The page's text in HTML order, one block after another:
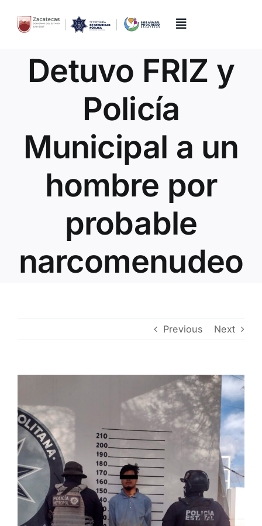
content
Toggle
Quiénes Somos
Trámites y Servicios
Transparencia
Contacto
Detuvo FRIZ y
Policía
Municipal a un
hombre por
probable
narcomenudeo
Previous Next
View